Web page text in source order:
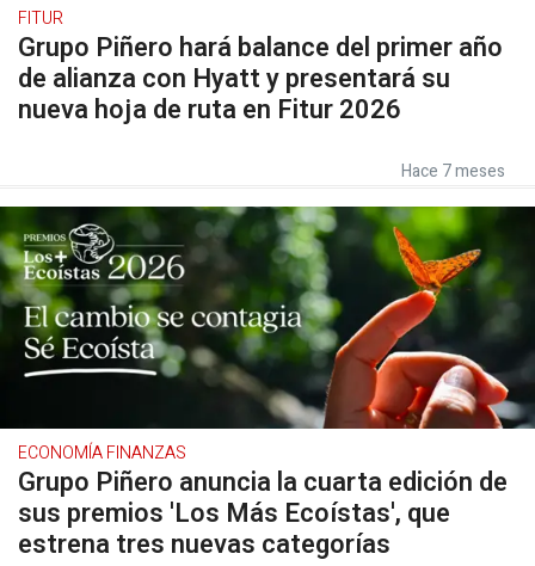
FITUR
Grupo Piñero hará balance del primer año
de alianza con Hyatt y presentará su
nueva hoja de ruta en Fitur 2026
Hace 7 meses
ECONOMÍA FINANZAS
Grupo Piñero anuncia la cuarta edición de
sus premios 'Los Más Ecoístas', que
estrena tres nuevas categorías